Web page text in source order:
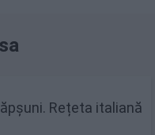
Rețeta italiană